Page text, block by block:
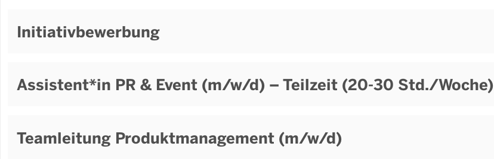
Initiativbewerbung
Assistent*in PR & Event (m/w/d) – Teilzeit (20-30 Std./Woche)
Teamleitung Produktmanagement (m/w/d)